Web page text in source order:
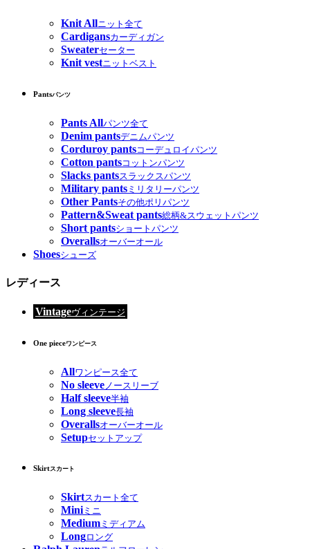
Knit Allニット全て
Cardigansカーディガン
Sweaterセーター
Knit vestニットベスト
Pantsパンツ
Pants Allパンツ全て
Denim pantsデニムパンツ
Corduroy pantsコーデュロイパンツ
Cotton pantsコットンパンツ
Slacks pantsスラックスパンツ
Military pants ミリタリーパンツ
Other Pantsその他ポリパンツ
Pattern&Sweat pants総柄&スウェットパンツ
Short pantsショートパンツ
Overallsオーバーオール
Shoesシューズ
レディース
Vintageヴィンテージ
One pieceワンピース
Allワンピース全て
No sleeve ノースリーブ
Half sleeve半袖
Long sleeve長袖
Overallsオーバーオール
Setupセットアップ
Skirtスカート
Skirtスカート全て
Miniミニ
Medium ミディアム
Longロング